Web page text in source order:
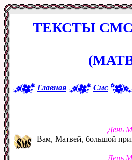
ТЕКСТЫ
Главная Смс
День
Вам, Матвей, большой
День